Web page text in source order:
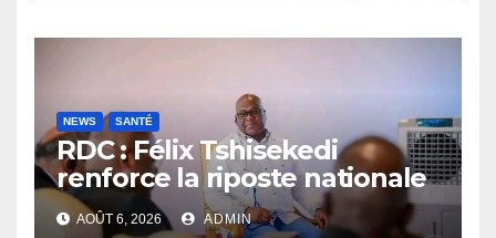
NEWS SANTÉ
RDC : Félix Tshisekedi
renforce la riposte nationale
contre l’épidémie d’Ebola
AOÛT 6, 2026 ADMIN